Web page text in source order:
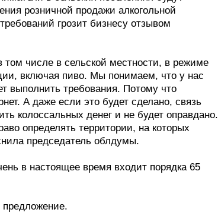
розничной продажи алкогольной
грозит бизнесу отзывом
том числе в сельской местности, в режиме
включая пиво. Мы понимаем, что у нас
выполнить требования. Потому что
А даже если это будет сделано, связь
колоссальных денег и не будет оправдано.
определять территории, на которых
председатель облдумы.
в настоящее время входит порядка 65